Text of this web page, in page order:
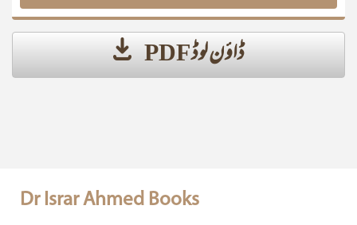
ڈاؤن لوڈ PDF
Dr Israr Ahmed Books